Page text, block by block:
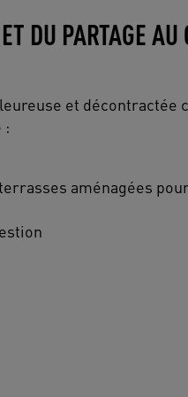
DU PARTAGE
et décontractée
:
aménagées